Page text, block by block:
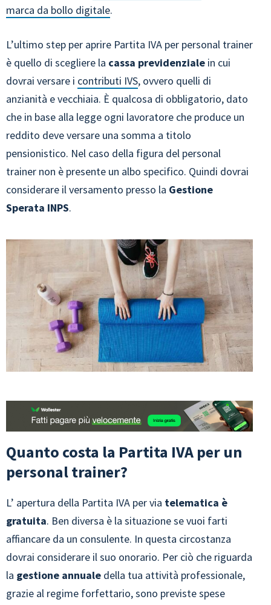
marca da bollo digitale.
L’ultimo step per aprire Partita IVA per personal trainer
è quello di scegliere la cassa previdenziale in cui
dovrai versare i contributi IVS, ovvero quelli di
anzianità e vecchiaia. È qualcosa di obbligatorio, dato
che in base alla legge ogni lavoratore che produce un
reddito deve versare una somma a titolo
pensionistico. Nel caso della figura del personal
trainer non è presente un albo specifico. Quindi dovrai
considerare il versamento presso la Gestione
Sperata INPS.
Quanto costa la Partita IVA per un
personal trainer?
L’ apertura della Partita IVA per via telematica è
gratuita. Ben diversa è la situazione se vuoi farti
affiancare da un consulente. In questa circostanza
dovrai considerare il suo onorario. Per ciò che riguarda
la gestione annuale della tua attività professionale,
grazie al regime forfettario, sono previste spese